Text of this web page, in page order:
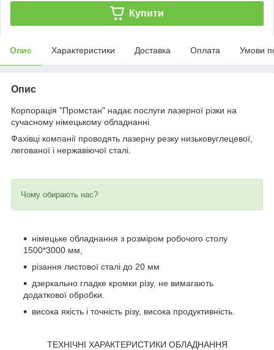
Купити
Опис Характеристики Доставка Оплата Умови
Опис
Корпорація "Промстан" надає послуги лазерної різки на
сучасному німецькому обладнанні.
Фахівці компанії проводять лазерну резку низьковуглецевої,
легованої і нержавіючої сталі.
Чому обирають нас?
німецьке обладнання з розміром робочого столу
1500*3000 мм,
різання листової сталі до 20 мм
дзеркально гладке кромки різу, не вимагають
додаткової обробки.
висока якість і точність різу, висока продуктивність.
ТЕХНІЧНІ ХАРАКТЕРИСТИКИ ОБЛАДНАННЯ